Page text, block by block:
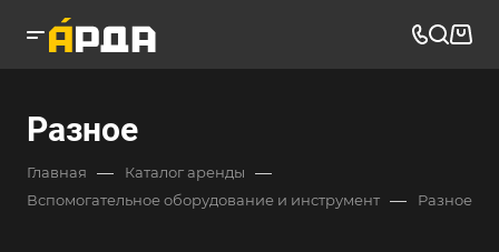
Разное
Главная — Каталог аренды —
Вспомогательное оборудование и инструмент — Разное